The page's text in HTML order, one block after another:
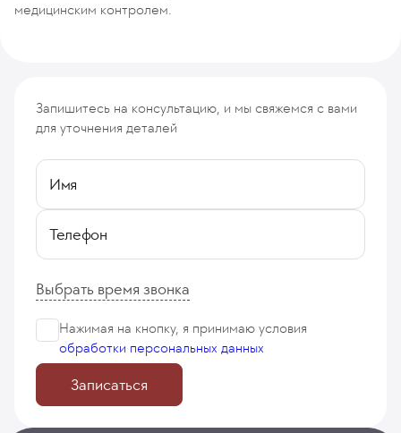
медицинским контролем.
Запишитесь на консультацию, и мы свяжемся с вами
для уточнения деталей
Имя
Телефон
Выбрать время звонка
Нажимая на кнопку, я принимаю условия
обработки персональных данных
Записаться